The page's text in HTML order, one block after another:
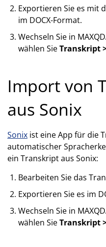
Exportieren Sie es mit
im DOCX-Format.
Wechseln Sie in
wählen SieTranskript
Import von
aus Sonix
Sonix ist eine App für die
automatischer
ein Transkript aus Sonix:
Bearbeiten Sie das
Exportieren Sie es im
Wechseln Sie in
wählen SieTranskript